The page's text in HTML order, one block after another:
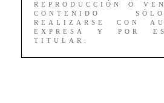
REPRODUCCIÓN O
CONTENIDO
REALIZARSE CON
EXPRESA Y POR
TITULAR.